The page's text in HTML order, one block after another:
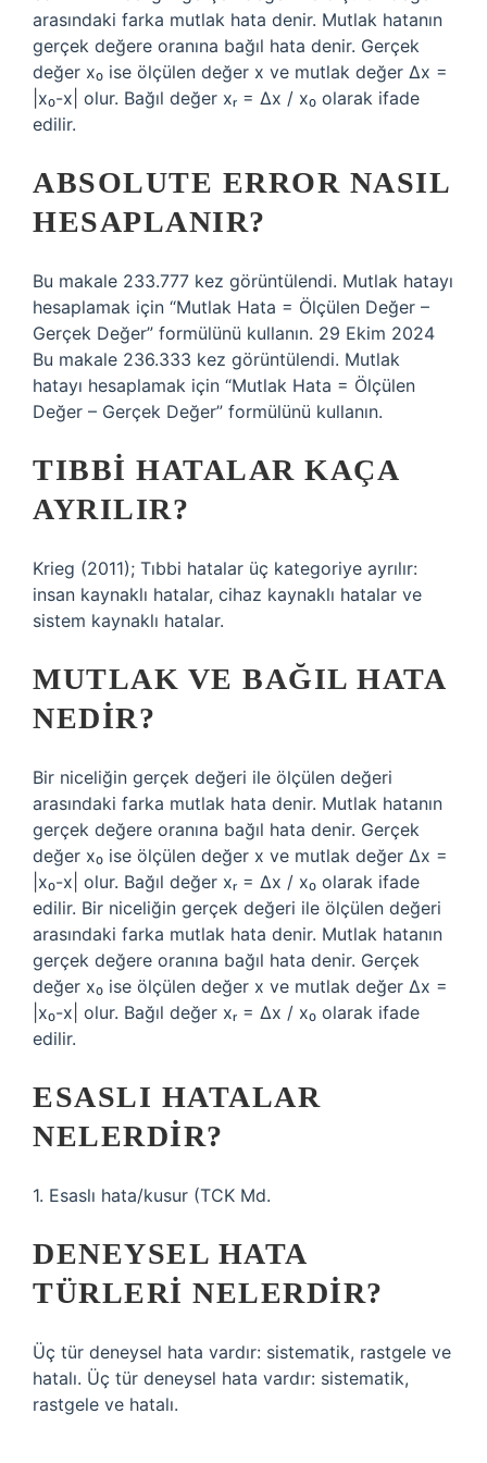
arasındaki farka mutlak hata denir. Mutlak hatanın
gerçek değere oranına bağıl hata denir. Gerçek
değer x₀ ise ölçülen değer x ve mutlak değer ∆x =
|x₀-x| olur. Bağıl değer xᵣ = ∆x / x₀ olarak ifade
edilir.
ABSOLUTE ERROR NASIL
HESAPLANIR?
Bu makale 233.777 kez görüntülendi. Mutlak hatayı
hesaplamak için “Mutlak Hata = Ölçülen Değer –
Gerçek Değer” formülünü kullanın. 29 Ekim 2024
Bu makale 236.333 kez görüntülendi. Mutlak
hatayı hesaplamak için “Mutlak Hata = Ölçülen
Değer – Gerçek Değer” formülünü kullanın.
TIBBI HATALAR KAÇA
AYRILIR?
Krieg (2011); Tıbbi hatalar üç kategoriye ayrılır:
insan kaynaklı hatalar, cihaz kaynaklı hatalar ve
sistem kaynaklı hatalar.
MUTLAK VE BAĞIL HATA
NEDIR?
Bir niceliğin gerçek değeri ile ölçülen değeri
arasındaki farka mutlak hata denir. Mutlak hatanın
gerçek değere oranına bağıl hata denir. Gerçek
değer x₀ ise ölçülen değer x ve mutlak değer ∆x =
|x₀-x| olur. Bağıl değer xᵣ = ∆x / x₀ olarak ifade
edilir. Bir niceliğin gerçek değeri ile ölçülen değeri
arasındaki farka mutlak hata denir. Mutlak hatanın
gerçek değere oranına bağıl hata denir. Gerçek
değer x₀ ise ölçülen değer x ve mutlak değer ∆x =
|x₀-x| olur. Bağıl değer xᵣ = ∆x / x₀ olarak ifade
edilir.
ESASLI HATALAR
NELERDIR?
1. Esaslı hata/kusur (TCK Md.
DENEYSEL HATA
TÜRLERI NELERDIR?
Üç tür deneysel hata vardır: sistematik, rastgele ve
hatalı. Üç tür deneysel hata vardır: sistematik,
rastgele ve hatalı.